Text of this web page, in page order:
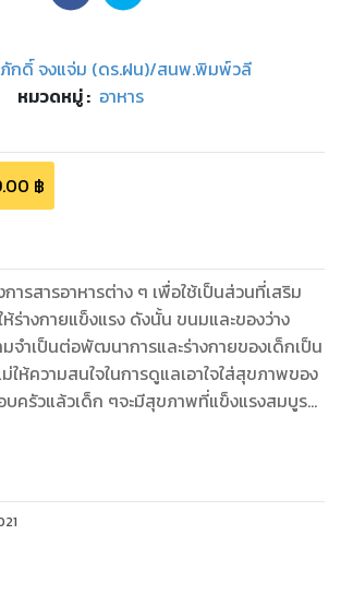
ภักดิ์ จงแจ่ม (ดร.ฝน)/สนพ.พิมพ์วลี
หมวดหมู่: อาหาร
฿
ารสารอาหารต่าง ๆ เพื่อใช้เป็นส่วนที่เสริม
ห้ร่างกายแข็งแรง ดังนั้น ขนมและของว่าง
จำเป็นต่อพัฒนาการและร่างกายของเด็กเป็น
ห้ความสนใจในการดูแลเอาใจใส่สุขภาพของ
บครัวแล้วเด็ก ๆจะมีสุขภาพที่แข็งแรงสมบูรณ์
วย
ขนมและของว่างสำหรับเด็ก ซึ่งมีวิธีการและ
นการปรุงไว้อย่างละเอียด พร้อมเคล็ดลับและ
างครอบคลุมและครบครัน ควรค่าอย่างยิ่งที่
อเล่มนี้ไว้เพื่อเพิ่มพูนความรู้ ไม่ว่าจะทำรับ
านที่บ้านหรือจะนำไปประกอบอาชีพก็นับว่า